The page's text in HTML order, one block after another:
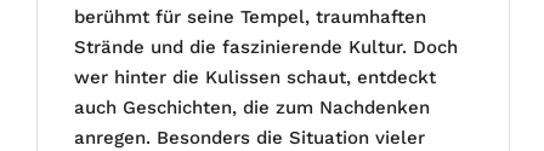
berühmt für seine Tempel, traumhaften
Strände und die faszinierende Kultur. Doch
wer hinter die Kulissen schaut, entdeckt
auch Geschichten, die zum Nachdenken
anregen. Besonders die Situation vieler